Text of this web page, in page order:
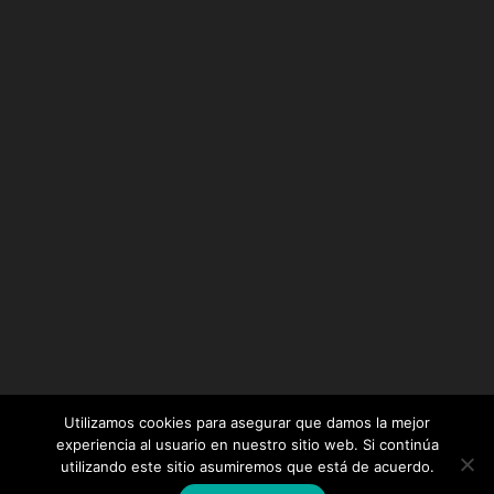
Diseñado por Elegant Themes| Desarrollado por
Utilizamos cookies para asegurar que damos la mejor
experiencia al usuario en nuestro sitio web. Si continúa
utilizando este sitio asumiremos que está de acuerdo.